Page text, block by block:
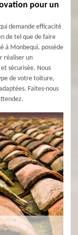
pour un
demande efficacité
de tel que de faire
à Monbequi, possède
réaliser un
sécurisée. Nous
de votre toiture,
Faites-nous